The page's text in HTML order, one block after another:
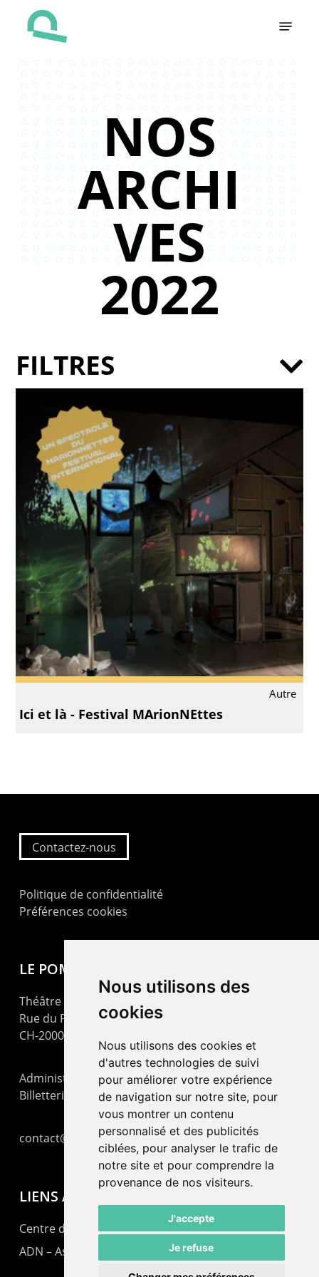
Nous utilisons des
cookies
Nous utilisons des cookies et
d'autres technologies de suivi
pour améliorer votre expérience
de navigation sur notre site, pour
vous montrer un contenu
personnalisé et des publicités
ciblées, pour analyser le trafic de
notre site et pour comprendre la
provenance de nos visiteurs.
J'accepte
Je refuse
NOS
ARCHI
VES
2022
Autre
Ici et là - Festival MArionNEttes
FILTRES
Contactez-nous
Politique de confidentialité
Préférences cookies
LE POMMIER
Théâtre – Centre Culturel Neuchâtelois
Rue du Pommier 9
CH-2000 Neuchâtel
Administration : +41 32 725 03 03
Billetterie : +41 32 725 05 05
contact@lepommier.ch
LIENS AMIS
Centre de culture ABC
ADN – Association Danse Neuchâtel